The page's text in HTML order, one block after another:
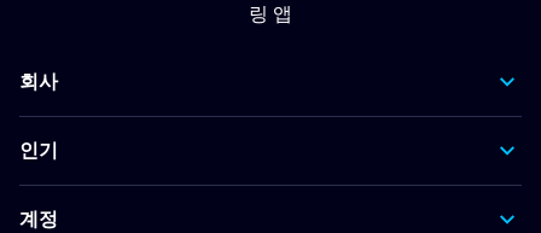
링 앱
회사
인기
계정